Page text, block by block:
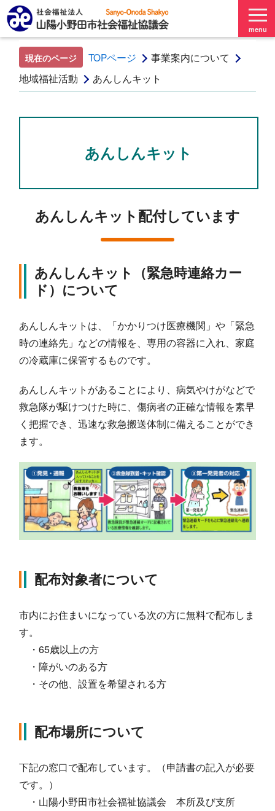
menu
現在のページ TOPページ
事業案内について
地域福祉活動
あんしんキット
あんしんキット
あんしんキット配付しています
あんしんキット（緊急時連絡カー
ド）について
あんしんキットは、「かかりつけ医療機関」や「緊急
時の連絡先」などの情報を、専用の容器に入れ、家庭
の冷蔵庫に保管するものです。
あんしんキットがあることにより、病気やけがなどで
救急隊が駆けつけた時に、傷病者の正確な情報を素早
く把握でき、迅速な救急搬送体制に備えることができ
ます。
配布対象者について
市内にお住まいになっている次の方に無料で配布しま
す。
・65歳以上の方
・障がいのある方
・その他、設置を希望される方
配布場所について
下記の窓口で配布しています。（申請書の記入が必要
です。）
・山陽小野田市社会福祉協議会 本所及び支所